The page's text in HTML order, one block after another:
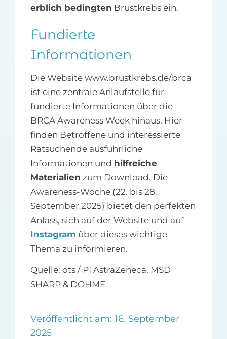
erblich bedingten Brustkrebs ein.
Fundierte
Informationen
Die Website www.brustkrebs.de/brca
ist eine zentrale Anlaufstelle für
fundierte Informationen über die
BRCA Awareness Week hinaus. Hier
finden Betroffene und interessierte
Ratsuchende ausführliche
Informationen und hilfreiche
Materialien zum Download. Die
Awareness-Woche (22. bis 28.
September 2025) bietet den perfekten
Anlass, sich auf der Website und auf
Instagram über dieses wichtige
Thema zu informieren.
Quelle: ots / PI AstraZeneca, MSD
SHARP & DOHME
Veröffentlicht am: 16. September
2025